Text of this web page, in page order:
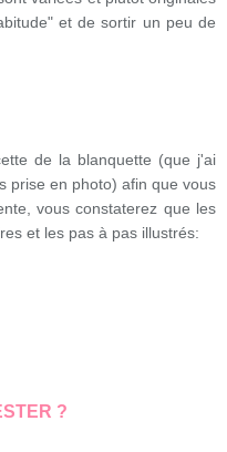
et de sortir un peu de
de la blanquette (que j'ai
prise en photo) afin que vous
vous constaterez que les
et les pas à pas illustrés:
?